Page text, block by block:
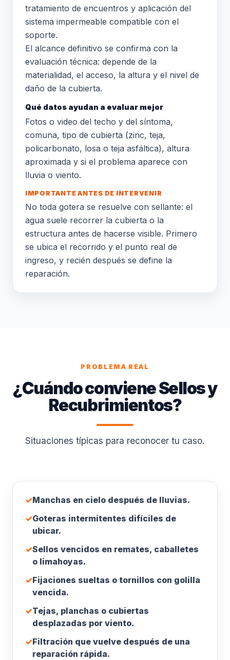
tratamiento de encuentros y aplicación del
sistema impermeable compatible con el
soporte.
El alcance definitivo se confirma con la
evaluación técnica: depende de la
materialidad, el acceso, la altura y el nivel de
daño de la cubierta.
Qué datos ayudan a evaluar mejor
Fotos o video del techo y del síntoma,
comuna, tipo de cubierta (zinc, teja,
policarbonato, losa o teja asfáltica), altura
aproximada y si el problema aparece con
lluvia o viento.
IMPORTANTE ANTES DE INTERVENIR
No toda gotera se resuelve con sellante: el
agua suele recorrer la cubierta o la
estructura antes de hacerse visible. Primero
se ubica el recorrido y el punto real de
ingreso, y recién después se define la
reparación.
PROBLEMA REAL
¿Cuándo conviene Sellos y
Recubrimientos?
Situaciones típicas para reconocer tu caso.
✓Manchas en cielo después de lluvias.
✓Goteras intermitentes difíciles de
ubicar.
✓Sellos vencidos en remates, caballetes
o limahoyas.
✓Fijaciones sueltas o tornillos con golilla
vencida.
✓Tejas, planchas o cubiertas
desplazadas por viento.
✓Filtración que vuelve después de una
reparación rápida.